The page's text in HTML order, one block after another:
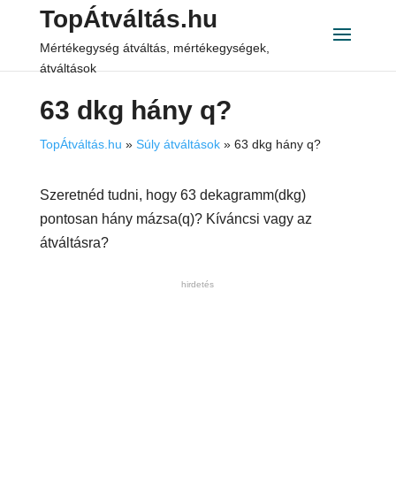
TopÁtváltás.hu
Mértékegység átváltás, mértékegységek,
átváltások
63 dkg hány q?
TopÁtváltás.hu » Súly átváltások» 63 dkg hány q?
Szeretnéd tudni, hogy 63 dekagramm(dkg)
pontosan hány mázsa(q)? Kíváncsi vagy az
átváltásra?
hirdetés